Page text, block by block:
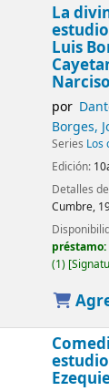
La
Luis
por
Borges,
Series Los
Edición:
Detalles
Cumbre,
préstamo:
(1)